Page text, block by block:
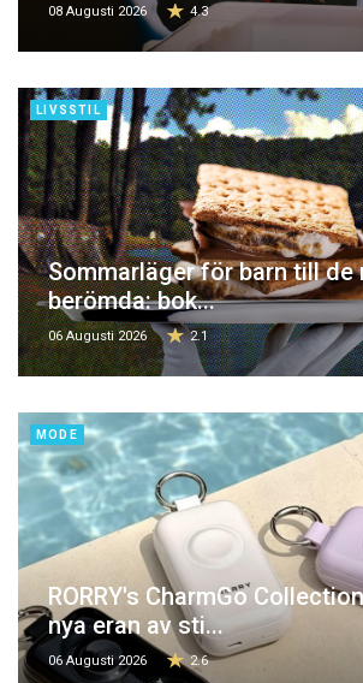
08 Augusti 2026 4.3
LIVSSTIL
Sommarläger för barn till de
berömda: bok...
06 Augusti 2026 2.1
MODE
RORRY's CharmGo
nya eran av sti...
06 Augusti 2026 2.6